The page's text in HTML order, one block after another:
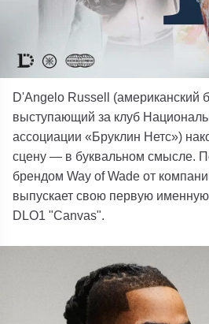
D'Angelo Russell (американский
выступающий за клуб
ассоциации «Бруклин Нетс»)
сцену — в буквальном смысле.
брендом Way of Wade от
выпускает свою первую
DLO1 "Canvas".